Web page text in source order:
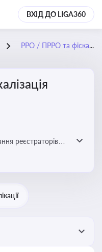
ВХІД ДО LIGA360
РРО / ПРРО та фіскалізація
реєстраторів